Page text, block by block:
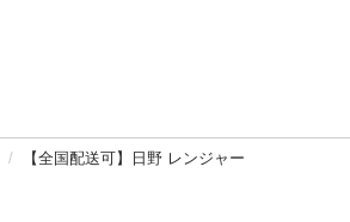
【全国配送可】日野 レンジャー